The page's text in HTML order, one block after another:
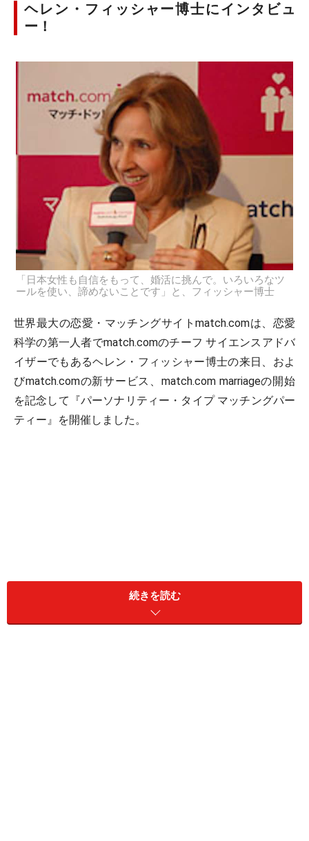
ヘレン・フィッシャー博士にインタビュ
ー！
「日本女性も自信をもって、婚活に挑んで。いろいろなツ
ールを使い、諦めないことです」と、フィッシャー博士
世界最大の恋愛・マッチングサイトmatch.comは、恋愛
科学の第一人者でmatch.comのチーフ サイエンスアドバ
イザーでもあるヘレン・フィッシャー博士の来日、およ
びmatch.comの新サービス、match.com marriageの開始
を記念して『パーソナリティー・タイプ マッチングパー
ティー』を開催しました。
続きを読む